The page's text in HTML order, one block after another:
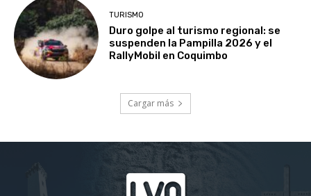
TURISMO
Duro golpe al turismo regional: se
suspenden la Pampilla 2026 y el
RallyMobil en Coquimbo
Cargar más